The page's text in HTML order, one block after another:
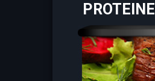
PROTEINE